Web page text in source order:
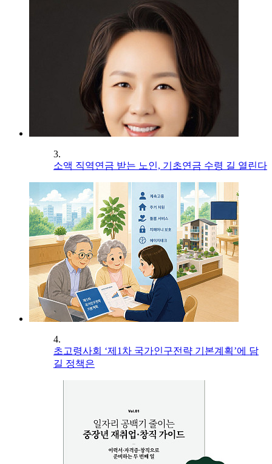
3.
소액 직역연금 받는 노인, 기초연금 수령 길 열린다
4.
초고령사회 ‘제1차 국가인구전략 기본계획’에 담
길 정책은